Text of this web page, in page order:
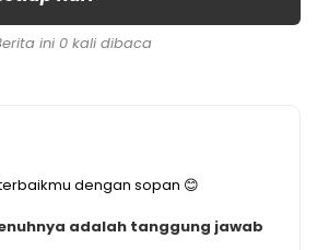
ini 0 kali dibaca
dengan sopan 😊
adalah tanggung jawab